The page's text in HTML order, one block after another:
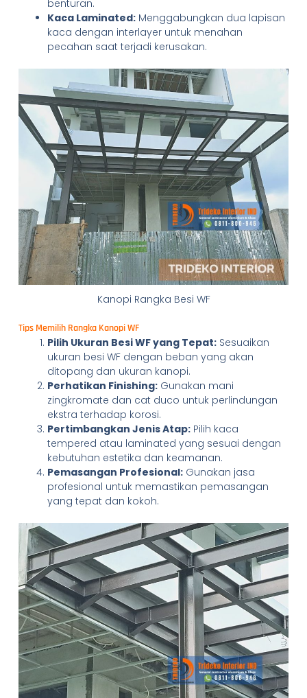
benturan.
Kaca Laminated:Menggabungkan dua lapisan
kaca dengan interlayer untuk menahan
pecahan saat terjadi kerusakan.
Kanopi Rangka Besi WF
Tips Memilih Rangka Kanopi WF
Pilih Ukuran Besi WF yang Tepat:Sesuaikan
ukuran besi WF dengan beban yang akan
ditopang dan ukuran kanopi.
Perhatikan Finishing:Gunakan mani
zingkromate dan cat duco untuk perlindungan
ekstra terhadap korosi.
Pertimbangkan Jenis Atap:Pilih kaca
tempered atau laminated yang sesuai dengan
kebutuhan estetika dan keamanan.
Pemasangan Profesional:Gunakan jasa
profesional untuk memastikan pemasangan
yang tepat dan kokoh.